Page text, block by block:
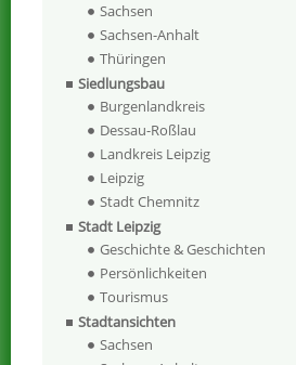
Sachsen
Sachsen-Anhalt
Thüringen
Siedlungsbau
Burgenlandkreis
Dessau-Roßlau
Landkreis Leipzig
Leipzig
Stadt Chemnitz
Stadt Leipzig
Geschichte & Geschichten
Persönlichkeiten
Tourismus
Stadtansichten
Sachsen